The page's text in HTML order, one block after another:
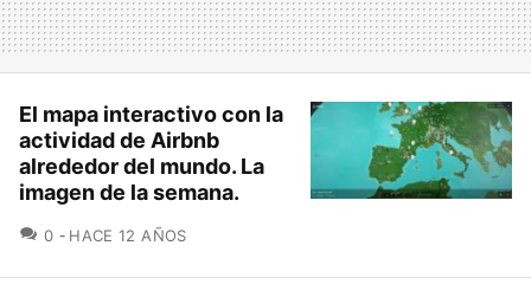
El mapa interactivo con la
actividad de Airbnb
alrededor del mundo. La
imagen de la semana.
0 COMENTARIOS
HACE 12 AÑOS